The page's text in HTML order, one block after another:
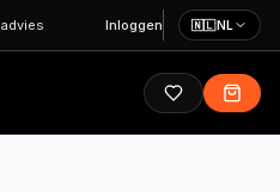
Inloggen 🇳🇱NL